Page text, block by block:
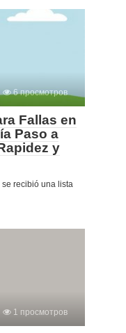
6 просмотров
Fallas en
Paso a
y
recibió una lista
1 просмотров